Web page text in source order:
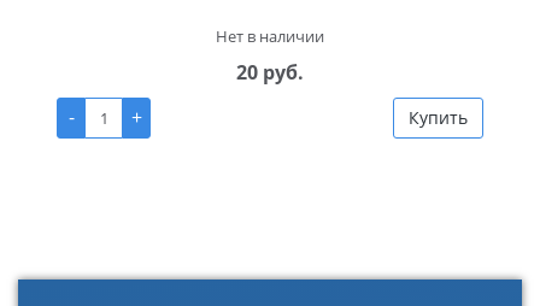
Нет в наличии
20 руб.
-
+ Купить